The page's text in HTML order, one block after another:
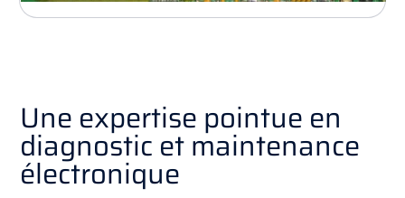
Une expertise pointue en
diagnostic et maintenance
électronique